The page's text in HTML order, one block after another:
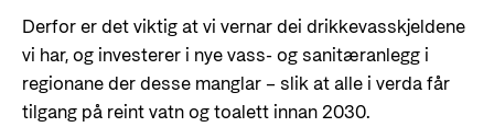
Derfor er det viktig at vi vernar dei drikkevasskjeldene
vi har, og investerer i nye vass- og sanitæranlegg i
regionane der desse manglar – slik at alle i verda får
tilgang på reint vatn og toalett innan 2030.